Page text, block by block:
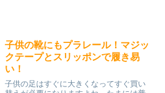
子供の靴にもプラレール！マジッ
クテープとスリッポンで履き易
い！
子供の足はすぐに大きくなってすぐ買い